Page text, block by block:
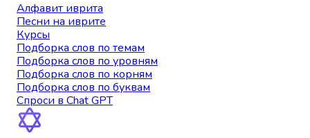
Алфавит иврита
Песни на иврите
Курсы
Подборка слов по темам
Подборка слов по уровням
Подборка слов по корням
Подборка слов по буквам
Спроси в Chat GPT